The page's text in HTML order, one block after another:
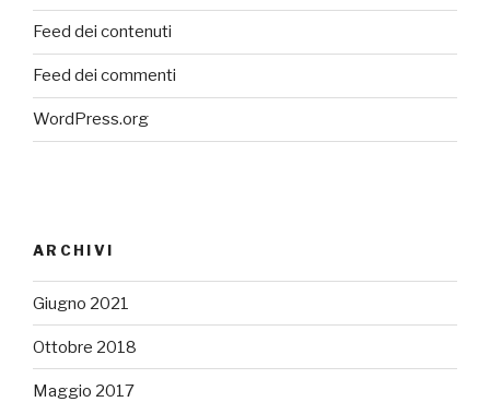
Feed dei contenuti
Feed dei commenti
WordPress.org
ARCHIVI
Giugno 2021
Ottobre 2018
Maggio 2017